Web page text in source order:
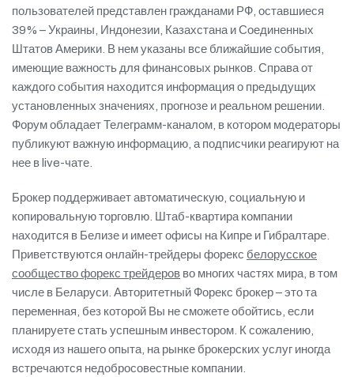
пользователей представлен гражданами РФ, оставшиеся
39% – Украины, Индонезии, Казахстана и Соединенных
Штатов Америки. В нем указаны все ближайшие события,
имеющие важность для финансовых рынков. Справа от
каждого события находится информация о предыдущих
установленных значениях, прогнозе и реальном решении.
Форум обладает Телеграмм-каналом, в котором модераторы
публикуют важную информацию, а подписчики реагируют на
нее в live-чате.
Брокер поддерживает автоматическую, социальную и
копировальную торговлю. Штаб-квартира компании
находится в Белизе и имеет офисы на Кипре и Гибралтаре.
Приветствуются онлайн-трейдеры форекс белорусское
сообщество форекс трейдеров во многих частях мира, в том
числе в Беларуси. Авторитетный Форекс брокер – это та
переменная, без которой Вы не сможете обойтись, если
планируете стать успешным инвестором. К сожалению,
исходя из нашего опыта, на рынке брокерских услуг иногда
встречаются недобросовестные компании.